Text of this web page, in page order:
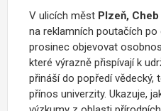
V ulicích měst Plzeň,
na reklamních poutačích po
prosinec objevovat
které výrazně přispívají k
přináší do popředí vědecký,
přínos univerzity. Ukazuje,